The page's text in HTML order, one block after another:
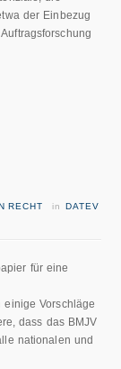
der Einbezug
RECHT inDATEV
für eine
einige Vorschläge
dass das BMJV
nationalen und